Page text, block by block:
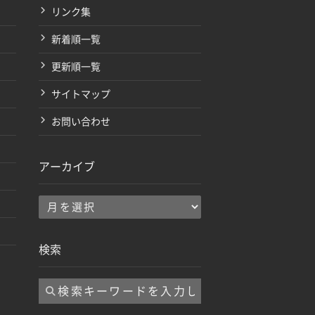
リンク集
新着順一覧
更新順一覧
サイトマップ
お問い合わせ
アーカイブ
ア
カ
検索